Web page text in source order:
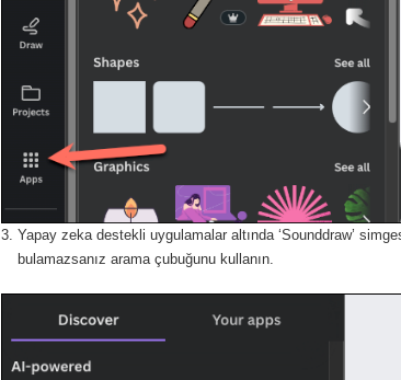
Yapay zeka destekli uygulamalar altında ‘Sounddraw’
bulamazsanız arama çubuğunu kullanın.